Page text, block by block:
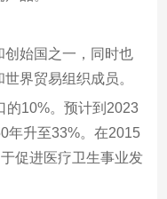
创始国之一，同时也
界贸易组织成员。
的10%。预计到2023
年升至33%。在2015
促进医疗卫生事业发